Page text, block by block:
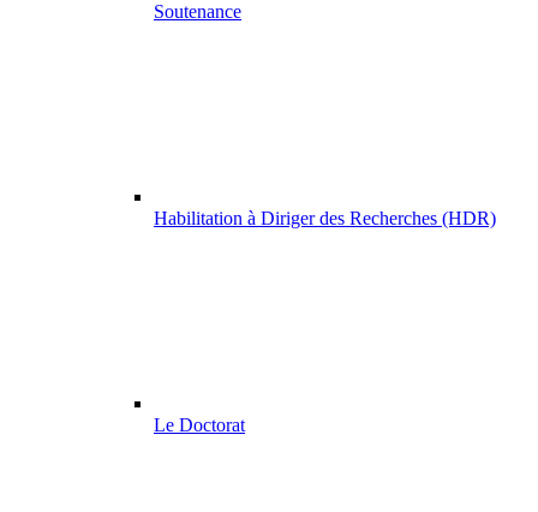
Soutenance
Habilitation à Diriger des Recherches (HDR)
Le Doctorat